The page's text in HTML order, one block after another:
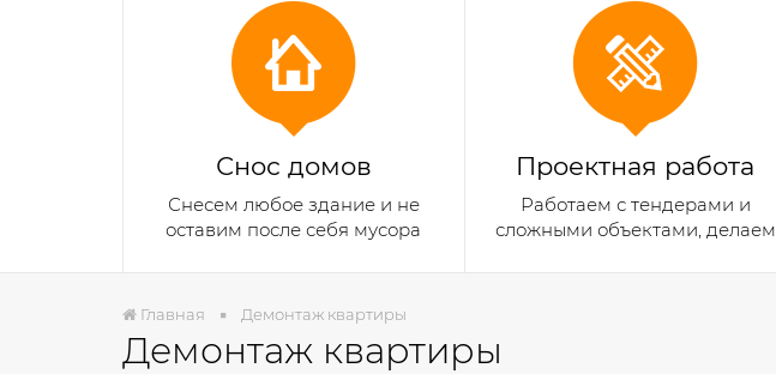
Снос домов
Снесем любое здание и не
оставим после себя мусора
Проектная работа
Работаем с тендерами и
сложными объектами, делаем
Главная Демонтаж квартиры
Демонтаж квартиры